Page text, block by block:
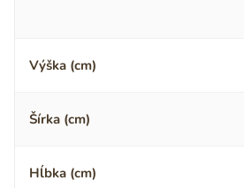
Výška (cm)
Šírka (cm)
Hĺbka (cm)